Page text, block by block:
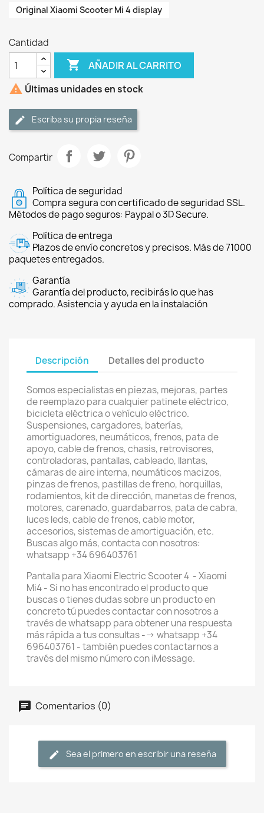
Original Xiaomi Scooter Mi 4 display
Cantidad
 AÑADIR AL CARRITO
 Últimas unidades en stock
Escriba su propia reseña
Compartir
Política de seguridad
Compra segura con certificado de seguridad SSL.
Métodos de pago seguros: Paypal o 3D Secure.
Política de entrega
Plazos de envío concretos y precisos. Más de 71000
paquetes entregados.
Garantía
Garantía del producto, recibirás lo que has
comprado. Asistencia y ayuda en la instalación
Descripción Detalles del producto
Somos especialistas en piezas, mejoras, partes
de reemplazo para cualquier patinete eléctrico,
bicicleta eléctrica o vehículo eléctrico.
Suspensiones, cargadores, baterías,
amortiguadores, neumáticos, frenos, pata de
apoyo, cable de frenos, chasis, retrovisores,
controladoras, pantallas, cableado, llantas,
cámaras de aire interna, neumáticos macizos,
pinzas de frenos, pastillas de freno, horquillas,
rodamientos, kit de dirección, manetas de frenos,
motores, carenado, guardabarros, pata de cabra,
luces leds, cable de frenos, cable motor,
accesorios, sistemas de amortiguación, etc.
Buscas algo más, contacta con nosotros:
whatsapp +34 696403761
Pantalla para Xiaomi Electric Scooter 4 - Xiaomi
Mi4 - Si no has encontrado el producto que
buscas o tienes dudas sobre un producto en
concreto tú puedes contactar con nosotros a
través de whatsapp para obtener una respuesta
más rápida a tus consultas --> whatsapp +34
696403761 - también puedes contactarnos a
través del mismo número con iMessage.
Comentarios (0)
Sea el primero en escribir una reseña